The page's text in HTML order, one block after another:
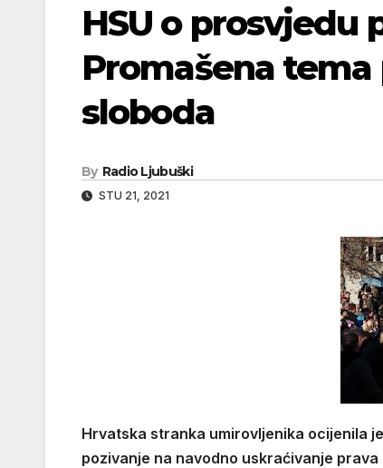
HSU o prosvjedu
Promašena
sloboda
By Radio Ljubuški
STU 21, 2021
Hrvatska stranka umirovljenika ocijenila
pozivanje na navodno uskraćivanje